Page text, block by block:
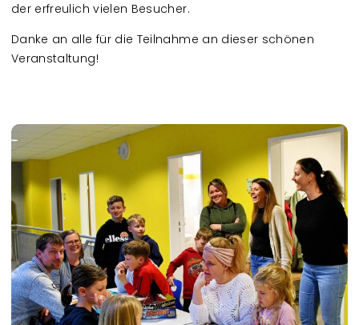
der erfreulich vielen Besucher.
Danke an alle für die Teilnahme an dieser schönen
Veranstaltung!